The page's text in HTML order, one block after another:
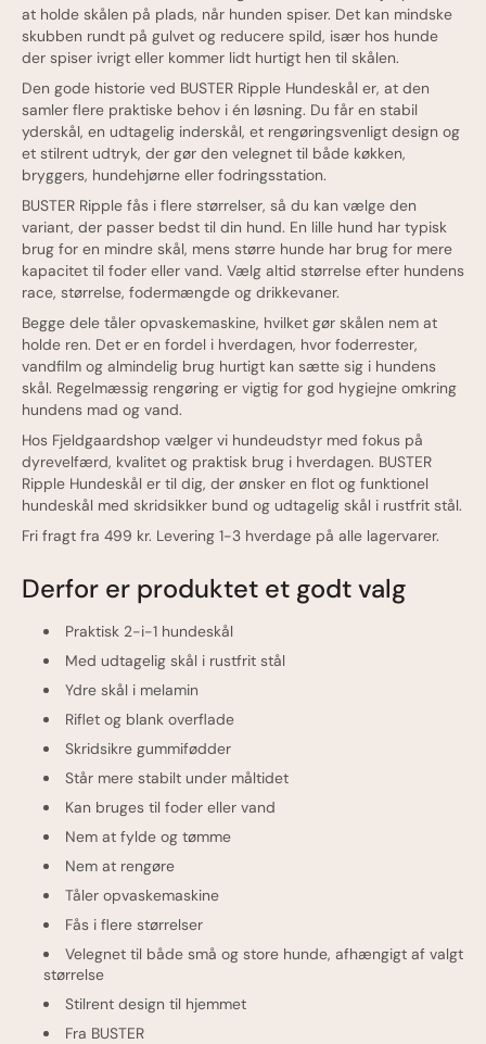
at holde skålen på plads, når hunden spiser. Det kan mindske
skubben rundt på gulvet og reducere spild, især hos hunde
der spiser ivrigt eller kommer lidt hurtigt hen til skålen.
Den gode historie ved BUSTER Ripple Hundeskål er, at den
samler flere praktiske behov i én løsning. Du får en stabil
yderskål, en udtagelig inderskål, et rengøringsvenligt design og
et stilrent udtryk, der gør den velegnet til både køkken,
bryggers, hundehjørne eller fodringsstation.
BUSTER Ripple fås i flere størrelser, så du kan vælge den
variant, der passer bedst til din hund. En lille hund har typisk
brug for en mindre skål, mens større hunde har brug for mere
kapacitet til foder eller vand. Vælg altid størrelse efter hundens
race, størrelse, fodermængde og drikkevaner.
Begge dele tåler opvaskemaskine, hvilket gør skålen nem at
holde ren. Det er en fordel i hverdagen, hvor foderrester,
vandfilm og almindelig brug hurtigt kan sætte sig i hundens
skål. Regelmæssig rengøring er vigtig for god hygiejne omkring
hundens mad og vand.
Hos Fjeldgaardshop vælger vi hundeudstyr med fokus på
dyrevelfærd, kvalitet og praktisk brug i hverdagen. BUSTER
Ripple Hundeskål er til dig, der ønsker en flot og funktionel
hundeskål med skridsikker bund og udtagelig skål i rustfrit stål.
Fri fragt fra 499 kr. Levering 1-3 hverdage på alle lagervarer.
Derfor er produktet et godt valg
Praktisk 2-i-1 hundeskål
Med udtagelig skål i rustfrit stål
Ydre skål i melamin
Riflet og blank overflade
Skridsikre gummifødder
Står mere stabilt under måltidet
Kan bruges til foder eller vand
Nem at fylde og tømme
Nem at rengøre
Tåler opvaskemaskine
Fås i flere størrelser
Velegnet til både små og store hunde, afhængigt af valgt
størrelse
Stilrent design til hjemmet
Fra BUSTER